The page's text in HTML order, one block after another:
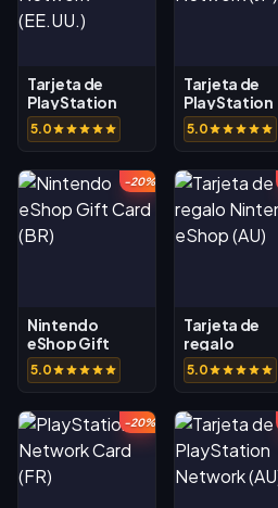
Tarjeta de
PlayStation
Network
(EE.UU.)
5.0
Tarjeta de
PlayStation
Network (JP)
5.0
-20%
Nintendo
eShop Gift
Card (BR)
5.0
Tarjeta de
regalo
Nintendo
eShop (AU)
5.0
-20%